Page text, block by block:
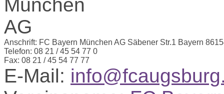
Anschrift: FC Bayern München AG Säbener Str.1 Bayern
Telefon: 08 21 / 45 54 77 0
Fax: 08 21 / 45 54 77 77
E-Mail: